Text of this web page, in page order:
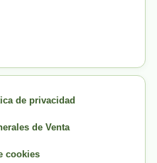
de privacidad
de Venta
cookies